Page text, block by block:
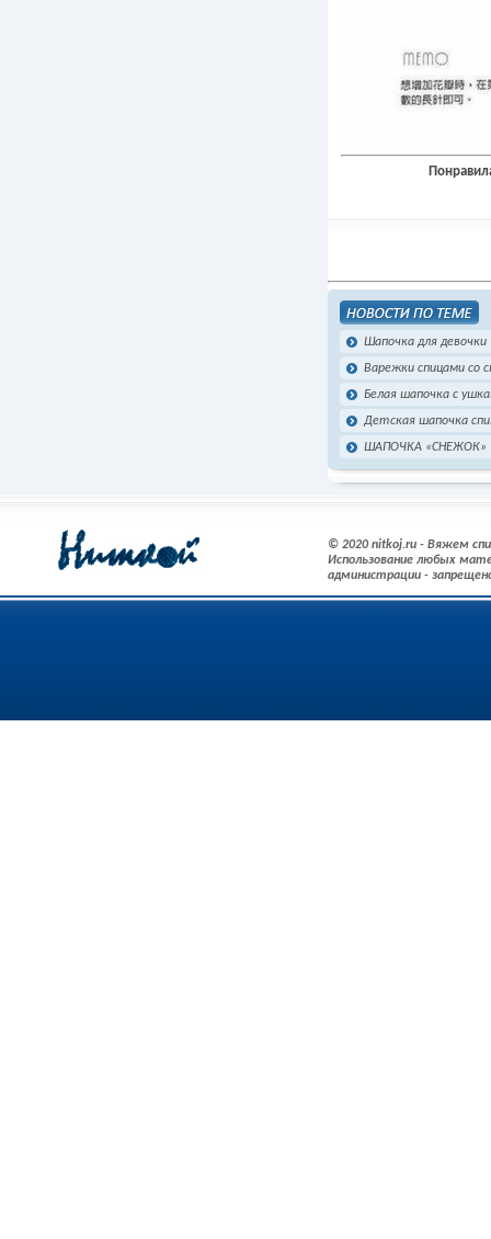
Шапочка для девочки
Варежки спицами со
Белая шапочка с
Детская шапочка
ШАПОЧКА «СНЕЖОК»
© 2020 nitkoj.ru - Вяжем
Использование любых
администрации -